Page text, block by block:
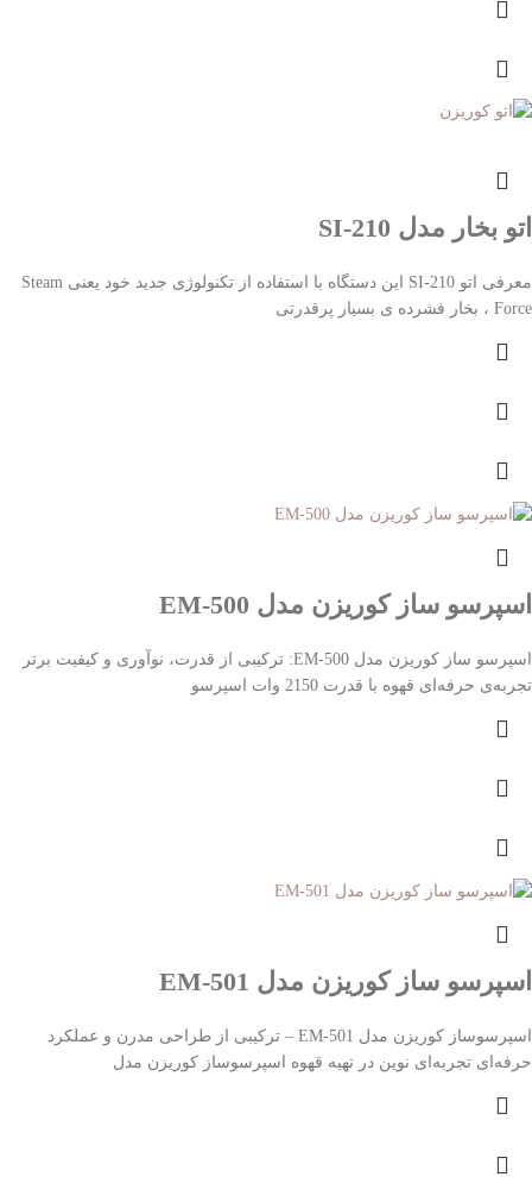
اتو بخار مدل SI-210
معرفی اتو SI-210 این دستگاه با استفاده از تکنولوژی جدید خود یعنی Steam
Force ، بخار فشرده ی بسیار پرقدرتی
اسپرسو ساز کوریزن مدل EM-500
اسپرسو ساز کوریزن مدل EM-500: ترکیبی از قدرت، نوآوری و کیفیت برتر
تجربه‌ی حرفه‌ای قهوه با قدرت 2150 وات اسپرسو
اسپرسو ساز کوریزن مدل EM-501
اسپرسوساز کوریزن مدل EM-501 – ترکیبی از طراحی مدرن و عملکرد
حرفه‌ای تجربه‌ای نوین در تهیه قهوه اسپرسوساز کوریزن مدل